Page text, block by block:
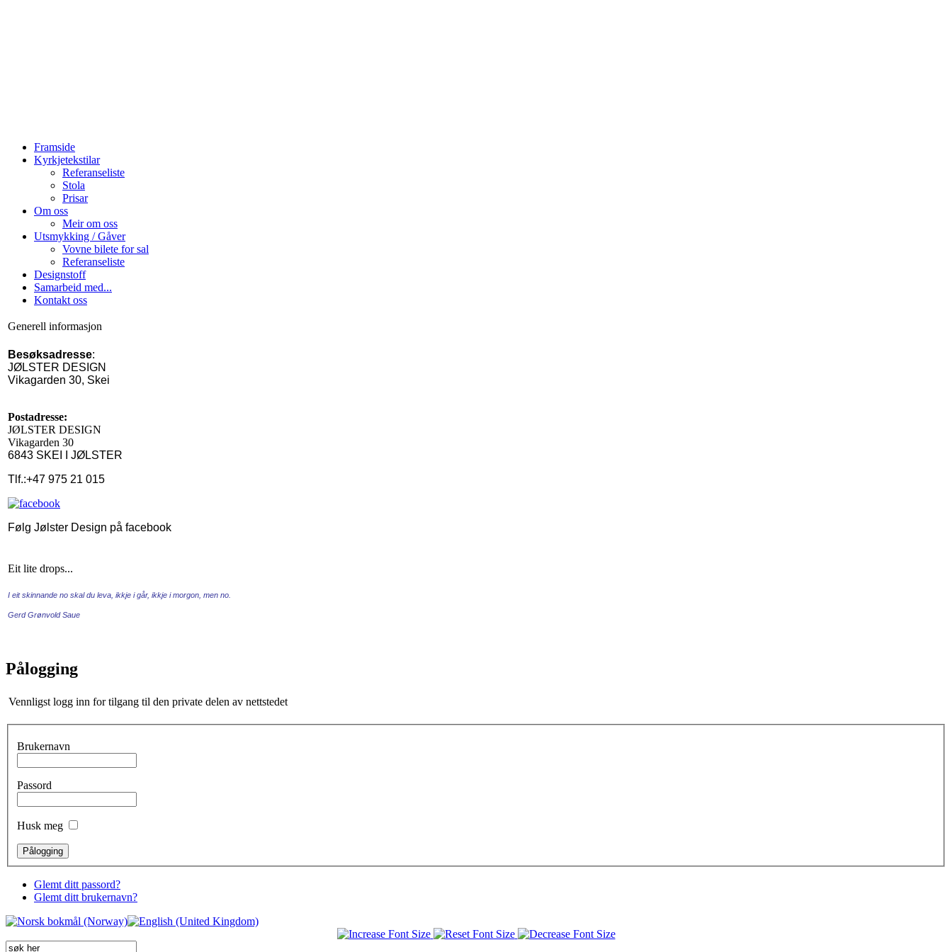
Framside
Kyrkjetekstilar
Referanseliste
Stola
Prisar
Om oss
Meir om oss
Utsmykking / Gåver
Vovne bilete for sal
Referanseliste
Designstoff
Samarbeid med...
Kontakt oss
Generell informasjon
Besøksadresse:
JØLSTER DESIGN
Vikagarden 30, Skei
Postadresse:
JØLSTER DESIGN
Vikagarden 30
6843 SKEI I JØLSTER
Tlf.:+47 975 21 015
Følg Jølster Design på facebook
Eit lite drops...
I eit skinnande no skal du leva, ikkje i går, ikkje i morgon, men no.
Gerd Grønvold Saue
Pålogging
Vennligst logg inn for tilgang til den private delen av nettstedet
Brukernavn
Passord
Husk meg
Glemt ditt passord?
Glemt ditt brukernavn?